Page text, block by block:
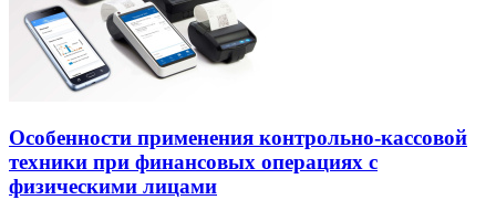
Особенности применения контрольно-кассовой
техники при финансовых операциях с
физическими лицами